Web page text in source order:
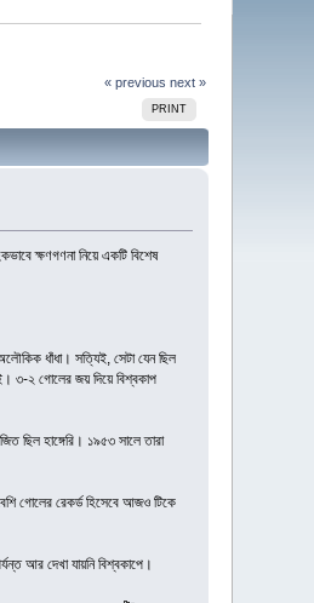
« previous next »
PRINT
ক্ষণগণনা নিয়ে একটি বিশেষ
ধাঁধা। সত্যিই, সেটা যেন ছিল
৩-২ গোলের জয় দিয়ে বিশ্বকাপ
ছিল হাঙ্গেরি। ১৯৫৩ সালে তারা
গোলের রেকর্ড হিসেবে আজও টিকে
আর দেখা যায়নি বিশ্বকাপে।